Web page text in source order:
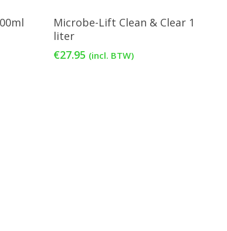
Toevoegen Aan Winkelwagen
Microbe-Lift Clean & Clear 1
liter
€27.95 (incl. BTW)